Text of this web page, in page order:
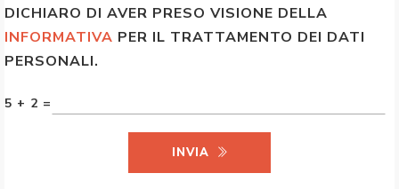
DICHIARO DI AVER PRESO VISIONE DELLA
INFORMATIVA PER IL TRATTAMENTO DEI DATI
PERSONALI.
5 + 2 =
INVIA